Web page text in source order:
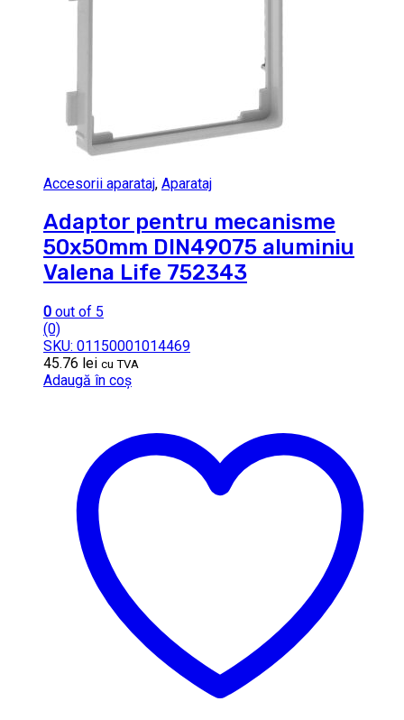
Accesorii aparataj, Aparataj
Adaptor pentru mecanisme
50x50mm DIN49075 aluminiu
Valena Life 752343
0 out of 5
(0)
SKU: 01150001014469
45.76 lei cu TVA
Adaugă în coș